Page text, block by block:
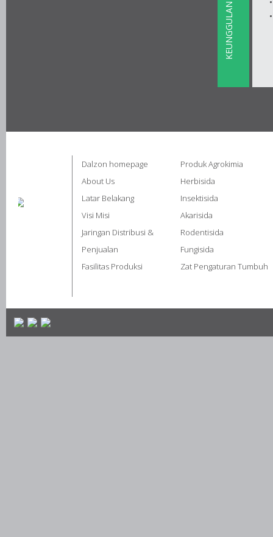
KEUNGGULAN
Dalzon homepage
About Us
Latar Belakang
Visi Misi
Jaringan Distribusi &
Penjualan
Fasilitas Produksi
Produk Agrokimia
Herbisida
Insektisida
Akarisida
Rodentisida
Fungisida
Zat Pengaturan Tumbuh